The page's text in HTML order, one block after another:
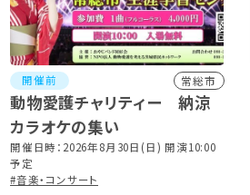
開催前 常総市
動物愛護チャリティー 納涼
カラオケの集い
開催日時：2026年8月30日(日) 開演10:00
予定
#音楽・コンサート